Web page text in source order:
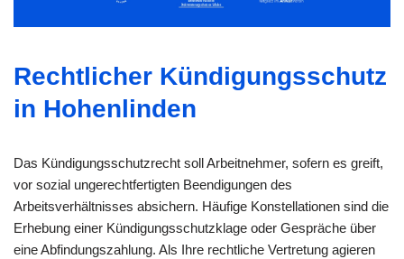
Rechtlicher Kündigungsschutz
in Hohenlinden
Das Kündigungsschutzrecht soll Arbeitnehmer, sofern es greift,
vor sozial ungerechtfertigten Beendigungen des
Arbeitsverhältnisses absichern. Häufige Konstellationen sind die
Erhebung einer Kündigungsschutzklage oder Gespräche über
eine Abfindungszahlung. Als Ihre rechtliche Vertretung agieren